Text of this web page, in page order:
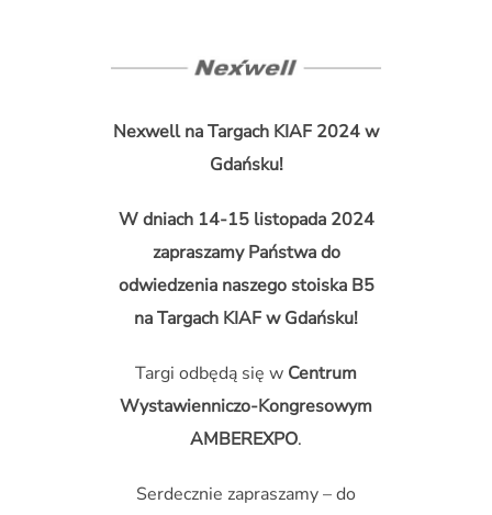
Nexwell na Targach KIAF 2024 w
Gdańsku!
W dniach 14-15 listopada 2024
zapraszamy Państwa do
odwiedzenia naszego stoiska B5
na Targach KIAF w Gdańsku!
Targi odbędą się w Centrum
Wystawienniczo-Kongresowym
AMBEREXPO.
Serdecznie zapraszamy – do